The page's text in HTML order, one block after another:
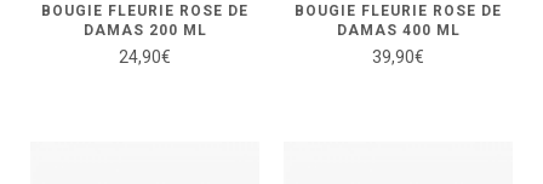
BOUGIE FLEURIE ROSE DE
DAMAS 200 ML
24,90€
BOUGIE FLEURIE ROSE DE
DAMAS 400 ML
39,90€